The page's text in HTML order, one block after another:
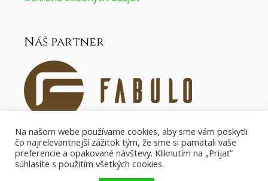
Náš partner
Náš partner pre masážne pomôcky.
Na našom webe používame cookies, aby sme vám poskytli
čo najrelevantnejší zážitok tým, že sme si pamätali vaše
preferencie a opakované návštevy. Kliknutím na „Prijať“
súhlasíte s použitím všetkých cookies.